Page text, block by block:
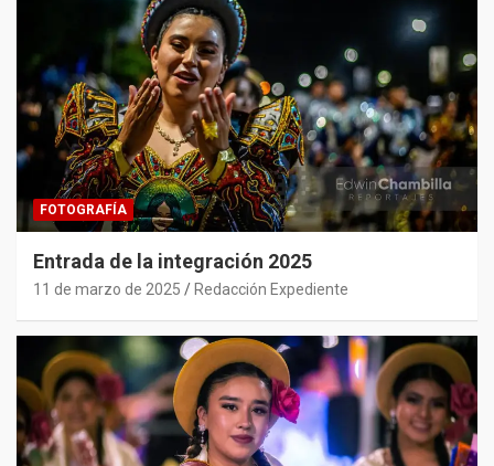
FOTOGRAFÍA
Entrada de la integración 2025
11 de marzo de 2025 Redacción Expediente